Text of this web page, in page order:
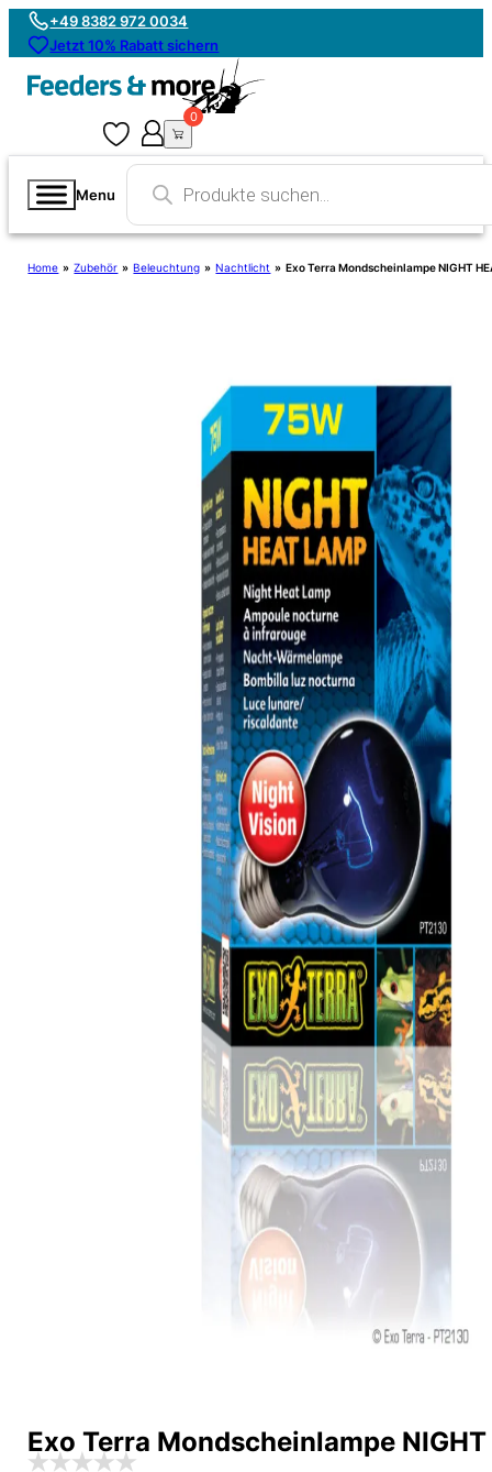
+49 8382 972 0034
Jetzt 10% Rabatt sichern
0
Menu
Products
search
Home » Zubehör » Beleuchtung » Nachtlicht » Exo Terra Mondscheinlampe NIGHT
Exo Terra Mondscheinlampe NIGHT